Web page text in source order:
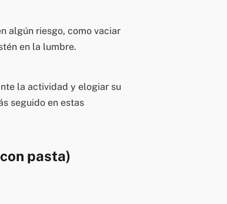
algún riesgo, como vaciar
en la lumbre.
la actividad y elogiar su
seguido en estas
pasta)